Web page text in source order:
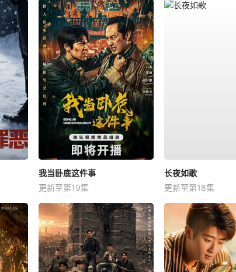
我当卧底这件事
更新至第19集
长夜如歌
更新至第18集